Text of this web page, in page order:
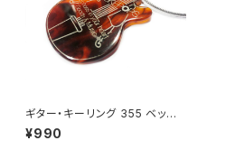
ギター・キーリング 355 ベッコ
ウ
¥990